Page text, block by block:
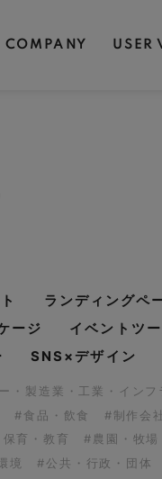
COMPANY USER
ランディングペ
ージ イベントツ
SNS×デザイン
・製造業・工業・インフ
#食品・飲食
#制作会
育・教育 #農園・牧場
境 #公共・行政・団体